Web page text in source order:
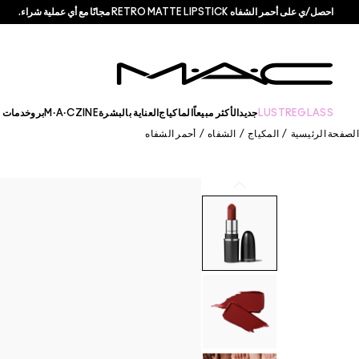
احصل/ي على أحمر الشفاه RETRO MATTE LIPSTICK مجانًا مع أي عملية شراء.
LUSTREGLASS جديدالأكثر مبيعاً الماكياج العناية بالبشرةM·A·CZINEبروخدمات
الصفحة الرئيسية / المكياج / الشفاه / أحمر الشفاه